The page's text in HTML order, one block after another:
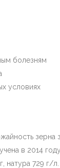
болезням
условиях
зерна
в 2014
натура 729